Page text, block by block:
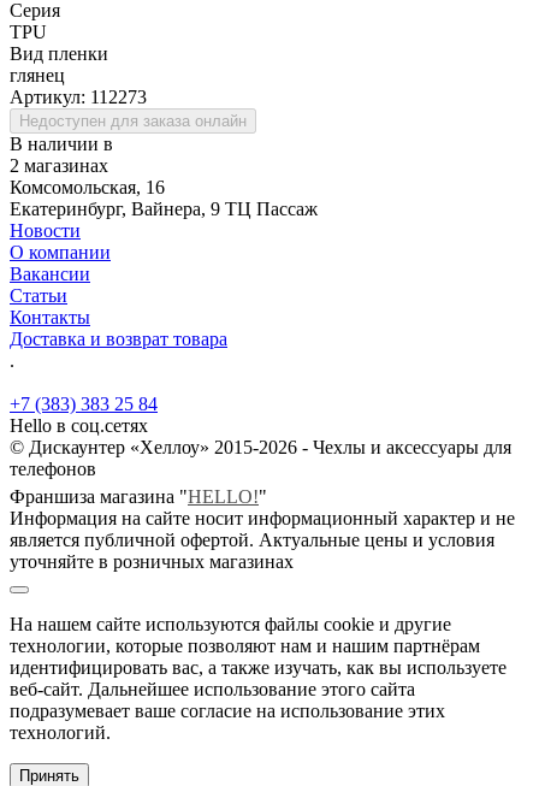
Серия
TPU
Вид пленки
глянец
Артикул: 112273
Недоступен для заказа онлайн
В наличии в
2 магазинах
Комсомольская, 16
Екатеринбург, Вайнера, 9 ТЦ Пассаж
Новости
О компании
Вакансии
Статьи
Контакты
Доставка и возврат товара
.
+7 (383) 383 25 84
Hello в соц.сетях
© Дискаунтер «Хеллоу» 2015-2026 - Чехлы и аксессуары для
телефонов
Франшиза магазина "HELLO!"
Информация на сайте носит информационный характер и не
является публичной офертой. Актуальные цены и условия
уточняйте в розничных магазинах
На нашем сайте используются файлы cookie и другие
технологии, которые позволяют нам и нашим партнёрам
идентифицировать вас, а также изучать, как вы используете
веб-сайт. Дальнейшее использование этого сайта
подразумевает ваше согласие на использование этих
технологий.
Принять